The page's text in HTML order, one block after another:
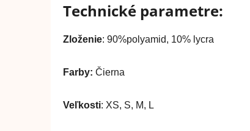
Technické parametre:
Zloženie: 90%polyamid, 10% lycra
Farby: Čierna
Veľkosti: XS, S, M, L